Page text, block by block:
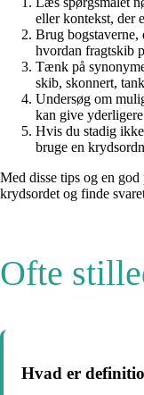
eller kontekst, der
Brug bogstaverne,
hvordan fragtskib
Tænk på
skib, skonnert,
Undersøg om
kan give
Hvis du stadig
bruge en
Med disse tips og en
krydsordet og finde
Ofte
Hvad er